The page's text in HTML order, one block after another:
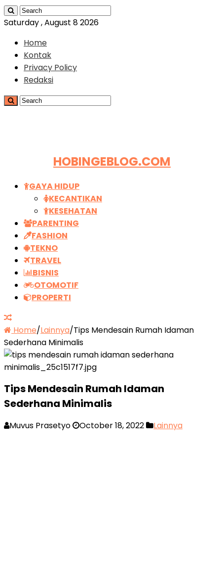
Saturday , August 8 2026
Home
Kontak
Privacy Policy
Redaksi
HOBINGEBLOG.COM
GAYA HIDUP
KECANTIKAN
KESEHATAN
PARENTING
FASHION
TEKNO
TRAVEL
BISNIS
OTOMOTIF
PROPERTI
Home/Lainnya/Tips Mendesain Rumah Idaman
Sederhana Minimalis
Tips Mendesain Rumah Idaman
Sederhana Minimalis
Muvus Prasetyo October 18, 2022 Lainnya